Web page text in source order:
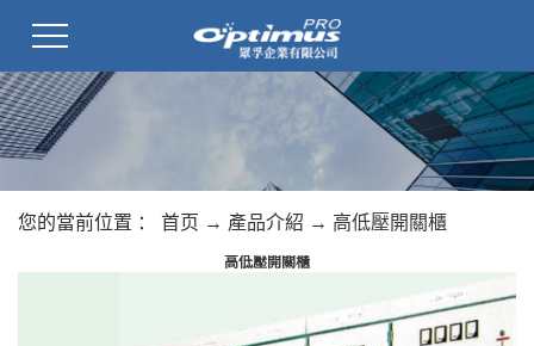
您的當前位置 ： 首页 → 產品介紹 → 高低壓開關櫃
高低壓開關櫃